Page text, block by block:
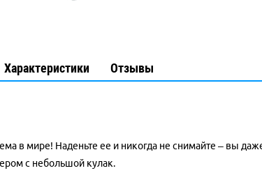
Характеристики Отзывы
в мире! Наденьте ее и никогда не снимайте – вы
с небольшой кулак.